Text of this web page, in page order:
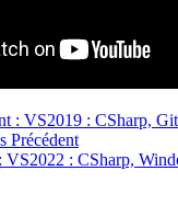
: VS2019 : CSharp,
Précédent
: CSharp,